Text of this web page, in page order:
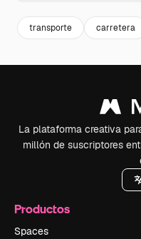
transporte carretera
La plataforma creativa
millón de suscriptores
Productos
Spaces